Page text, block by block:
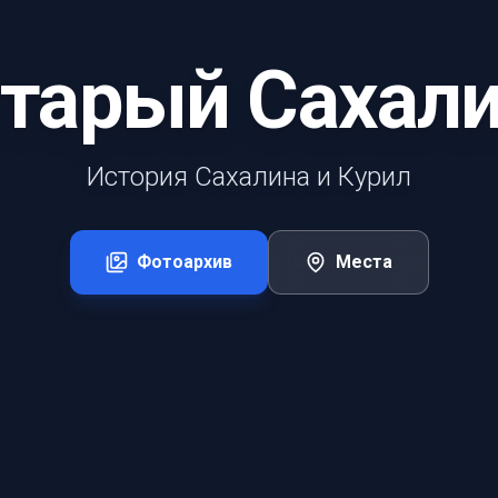
История Сахалина и Курил
Фотоархив Места